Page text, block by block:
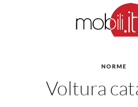
Cucine Moderne
NORME
Voltura